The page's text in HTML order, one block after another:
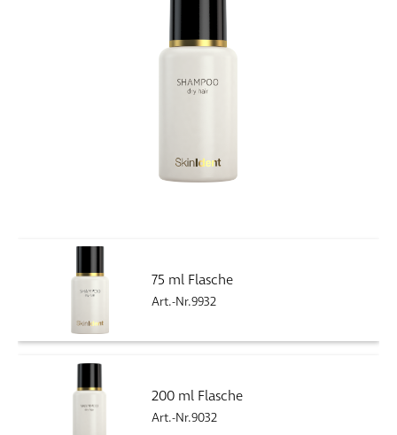
75 ml Flasche
Art.-Nr.9932
200 ml Flasche
Art.-Nr.9032